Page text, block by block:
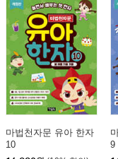
마법천자문 유아 한자
10
9